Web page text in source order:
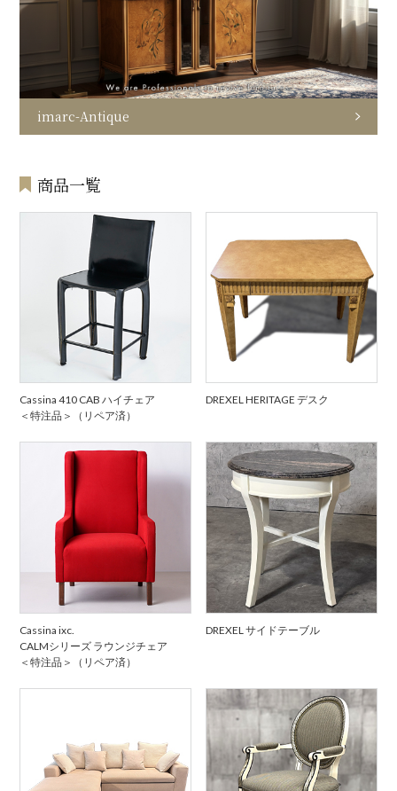
imarc-Antique
商品一覧
Cassina 410 CAB ハイチェア
＜特注品＞（リペア済）
DREXEL HERITAGE デスク
Cassina ixc.
CALMシリーズ ラウンジチェア
＜特注品＞（リペア済）
DREXEL サイドテーブル